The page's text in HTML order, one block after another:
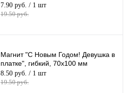
7.90 руб. / 1 шт
19.50 руб.
Магнит "С Новым Годом! Девушка в
платке", гибкий, 70х100 мм
8.50 руб. / 1 шт
19.50 руб.